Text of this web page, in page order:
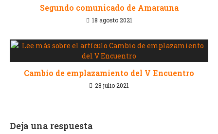
Segundo comunicado de Amarauna
18 agosto 2021
Cambio de emplazamiento del V Encuentro
28 julio 2021
Deja una respuesta